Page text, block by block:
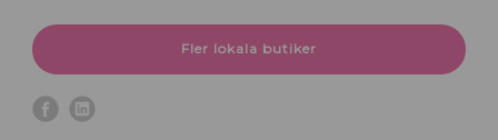
Fler lokala butiker